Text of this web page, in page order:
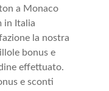
a Monaco
in Italia
la nostra
bonus e
effettuato.
e sconti